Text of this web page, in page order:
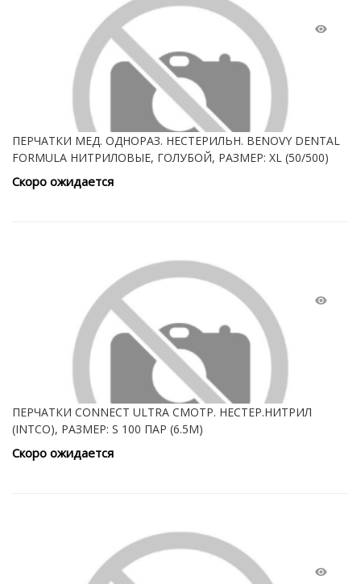
ПЕРЧАТКИ МЕД. ОДНОРАЗ. НЕСТЕРИЛЬН. BENOVY DENTAL
FORMULA НИТРИЛОВЫЕ, ГОЛУБОЙ, РАЗМЕР: XL (50/500)
Скоро ожидается
ПЕРЧАТКИ CONNECT ULTRA СМОТР. НЕСТЕР.НИТРИЛ
(INTCO), РАЗМЕР: S 100 ПАР (6.5M)
Скоро ожидается